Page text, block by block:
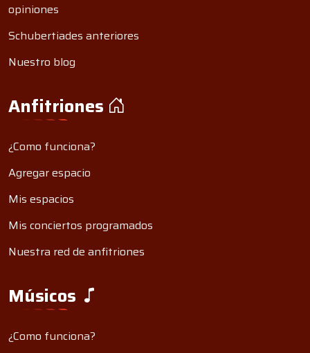
opiniones
Schubertiades anteriores
Nuestro blog
Anfitriones
¿Como funciona?
Agregar espacio
Mis espacios
Mis conciertos programados
Nuestra red de anfitriones
Músicos
¿Como funciona?